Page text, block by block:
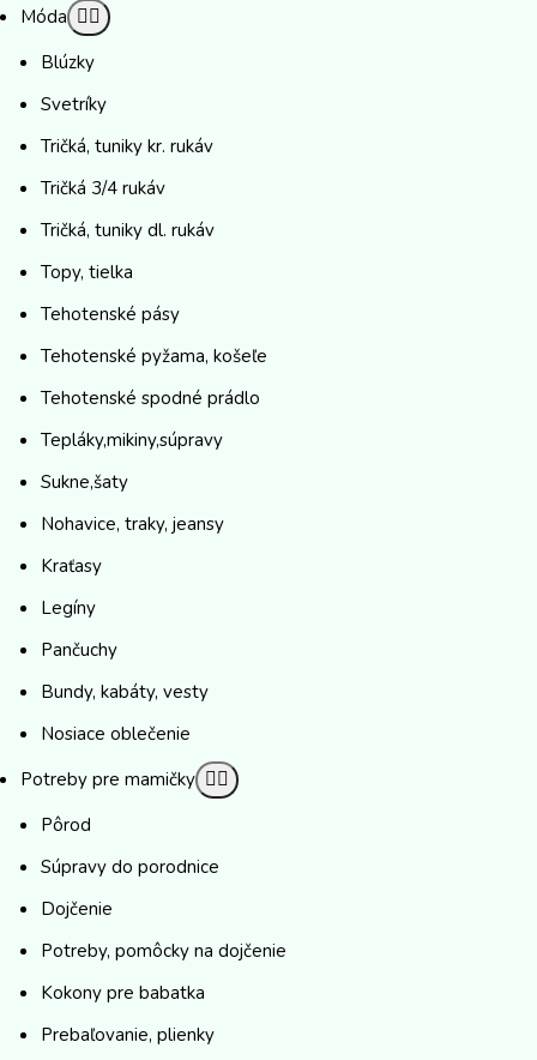
Móda
Blúzky
Svetríky
Tričká, tuniky kr. rukáv
Tričká 3/4 rukáv
Tričká, tuniky dl. rukáv
Topy, tielka
Tehotenské pásy
Tehotenské pyžama, košeľe
Tehotenské spodné prádlo
Tepláky,mikiny,súpravy
Sukne,šaty
Nohavice, traky, jeansy
Kraťasy
Legíny
Pančuchy
Bundy, kabáty, vesty
Nosiace oblečenie
Potreby pre mamičky
Pôrod
Súpravy do porodnice
Dojčenie
Potreby, pomôcky na dojčenie
Kokony pre babatka
Prebaľovanie, plienky